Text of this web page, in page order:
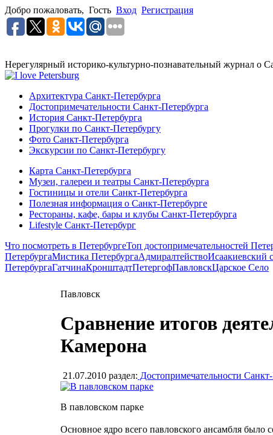
Добро пожаловать, Гость Вход Регистрация
Нерегулярный историко-культурно-познавательный журнал о
Архитектура Санкт-Петербурга
Достопримечательности Санкт-Петербурга
История Санкт-Петербурга
Прогулки по Санкт-Петербургу
Фото Санкт-Петербурга
Экскурсии по Санкт-Петербургу
Карта Санкт-Петербурга
Музеи, галереи и театры Санкт-Петербурга
Гостиницы и отели Санкт-Петербурга
Полезная информация о Санкт-Петербурге
Рестораны, кафе, бары и клубы Санкт-Петербурга
Lifestyle Санкт-Петербург
Что посмотреть в ПетербургеТоп достопримечательностей
ПетербургаМистика ПетербургаАдмиралтействоИсаакиевский
ПетербургаГатчинаКронштадтПетергофПавловскЦарское Село
Павловск
Сравнение итогов
Камерона
21.07.2010 раздел: Достопримечательности
В павловском парке
Основное ядро всего павловского ансамбля